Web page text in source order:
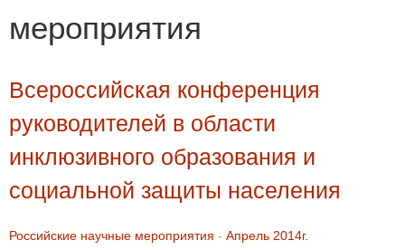
мероприятия
Всероссийская конференция
руководителей в области
инклюзивного образования и
социальной защиты населения
Российские научные мероприятия - Апрель 2014г.